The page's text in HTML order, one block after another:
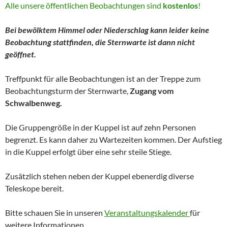
Alle unsere öffentlichen Beobachtungen sind kostenlos!
Bei bewölktem Himmel oder Niederschlag kann leider keine
Beobachtung stattfinden, die Sternwarte ist dann nicht
geöffnet.
Treffpunkt für alle Beobachtungen ist an der Treppe zum
Beobachtungsturm der Sternwarte,Zugang vom
Schwalbenweg.
Die Gruppengröße in der Kuppel ist auf zehn Personen
begrenzt. Es kann daher zu Wartezeiten kommen. Der Aufstieg
in die Kuppel erfolgt über eine sehr steile Stiege.
Zusätzlich stehen neben der Kuppel ebenerdig diverse
Teleskope bereit.
Bitte schauen Sie in unseren Veranstaltungskalenderfür
weitere Informationen.